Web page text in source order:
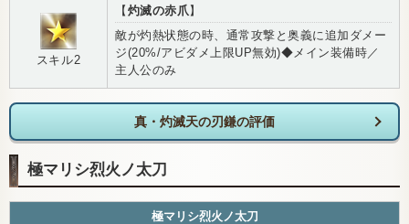
スキル2
【 灼滅の赤爪 】
敵が灼熱状態の時、通常攻撃と奥義に追加ダメー
ジ(20%/アビダメ上限UP無効)◆メイン装備時／
主人公のみ
真・灼滅天の刃鎌の評価
極マリシ烈火ノ太刀
極マリシ烈火ノ太刀